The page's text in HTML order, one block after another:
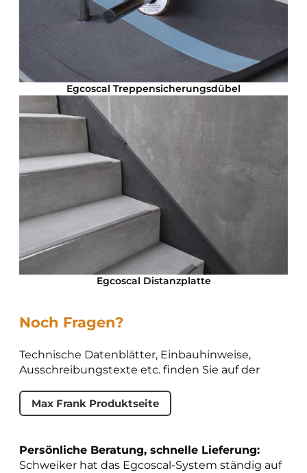
Egcoscal Treppensicherungsdübel
Egcoscal Distanzplatte
Noch Fragen?
Technische Datenblätter, Einbauhinweise,
Ausschreibungstexte etc. finden Sie auf der
Max Frank Produktseite
Persönliche Beratung, schnelle Lieferung:
Schweiker hat das Egcoscal-System ständig auf